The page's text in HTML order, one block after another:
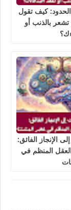
كيف تقول
بالذنب أو
الإنجاز الفائق:
المنظم في